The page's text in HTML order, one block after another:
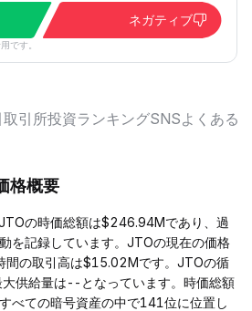
ネガティブ
です。
取引所投資ランキングSNSよくある
格概要
の時価総額は$246.94Mであり、過
を記録しています。JTOの現在の価格
の取引高は$15.02Mです。JTOの循
供給量は--となっています。時価総額
べての暗号資産の中で141位に位置し